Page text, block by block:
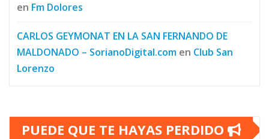
en Fm Dolores
CARLOS GEYMONAT EN LA SAN FERNANDO DE
MALDONADO – SorianoDigital.com en Club San
Lorenzo
PUEDE QUE TE HAYAS PERDIDO